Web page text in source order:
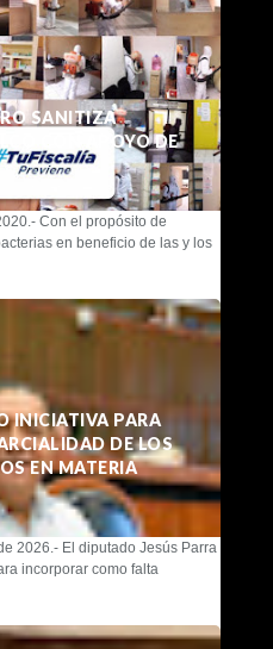
SANITIZA
CON APOYO DE
Con el propósito de
en beneficio de las y los
INICIATIVA PARA
DE LOS
EN MATERIA
2026.- El diputado Jesús Parra
incorporar como falta